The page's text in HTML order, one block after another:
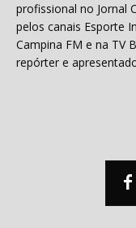
profissional no Jornal
pelos canais Esporte
Campina FM e na TV
repórter e